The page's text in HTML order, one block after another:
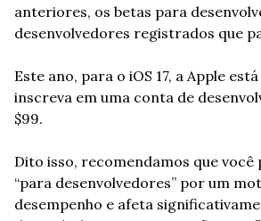
anteriores, os betas para
desenvolvedores registrados que
Este ano, para o iOS 17, a Apple
inscreva em uma conta de
$99.
Dito isso, recomendamos que você
“para desenvolvedores” por um
desempenho e afeta